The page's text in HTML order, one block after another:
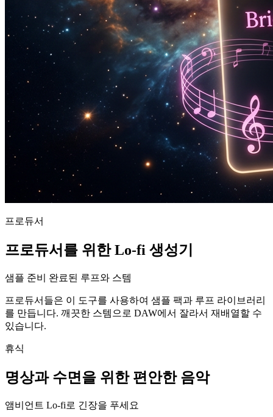
프로듀서
프로듀서를 위한 Lo-fi 생성기
샘플 준비 완료된 루프와 스템
프로듀서들은 이 도구를 사용하여 샘플 팩과 루프 라이브러리
를 만듭니다. 깨끗한 스템으로 DAW에서 잘라서 재배열할 수
있습니다.
휴식
명상과 수면을 위한 편안한 음악
앰비언트 Lo-fi로 긴장을 푸세요